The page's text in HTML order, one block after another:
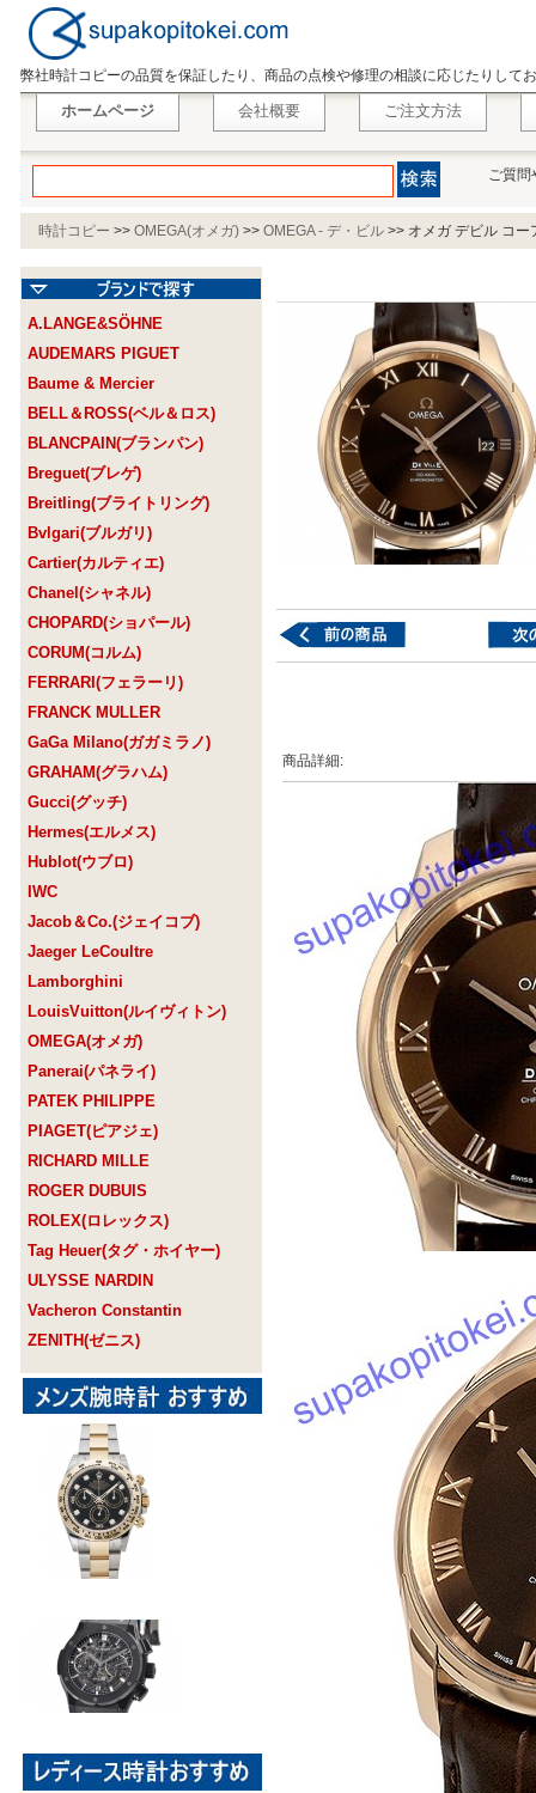
弊社時計コピーの品質を保証したり、商品の点検や修理の相談に応じたりして
ホームページ 会社概要 ご注文方法
ご質問
時計コピー >> OMEGA(オメガ) >> OMEGA - デ・ビル >> オメガ デビル コ
A.LANGE&SÖHNE
AUDEMARS PIGUET
Baume & Mercier
BELL＆ROSS(ベル＆ロス)
BLANCPAIN(ブランパン)
Breguet(ブレゲ)
Breitling(ブライトリング)
Bvlgari(ブルガリ)
Cartier(カルティエ)
Chanel(シャネル)
CHOPARD(ショパール)
CORUM(コルム)
FERRARI(フェラーリ)
FRANCK MULLER
GaGa Milano(ガガミラノ)
GRAHAM(グラハム)
Gucci(グッチ)
Hermes(エルメス)
Hublot(ウブロ)
IWC
Jacob＆Co.(ジェイコブ)
Jaeger LeCoultre
Lamborghini
LouisVuitton(ルイヴィトン)
OMEGA(オメガ)
Panerai(パネライ)
PATEK PHILIPPE
PIAGET(ピアジェ)
RICHARD MILLE
ROGER DUBUIS
ROLEX(ロレックス)
Tag Heuer(タグ・ホイヤー)
ULYSSE NARDIN
Vacheron Constantin
ZENITH(ゼニス)
商品詳細: